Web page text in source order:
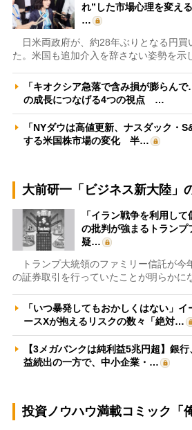
れ”した市場心理を変え
…
日米両政府が、約28年ぶりとなる円買
た。米国も追加介入を辞さない姿勢を示
「キオクシア急落で含み損が膨らん
の成長につなげる4つの視点 …
「NYダウは高値更新、ナスダック・
する米国株市場の変化 半…
大前研一「ビジネス新大陸」
「イラン戦争を利用し
の批判が強まるトランプ
疑…
トランプ大統領のファミリー信託が今
の証券取引を行っていたことが明らかに
「いつ暴発してもおかしくはない」
ースXが抱えるリスクの数々「絶対…
【3メガバンクは純利益5兆円超】銀
益続出の一方で、中小企業・…
投資ノウハウ満載コミック「